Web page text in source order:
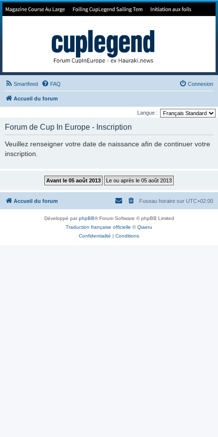
Forum de Cup In Europe
Smartfeed FAQ Connexion
Accueil du forum
Langue :
Forum de Cup In Europe - Inscription
Veuillez renseigner votre date de naissance afin de continuer votre
inscription.
Accueil du forum Fuseau horaire sur UTC+02:00
Développé parphpBB® Forum Software © phpBB Limited
Traduction française officielle ©Qiaeru
Confidentialité | Conditions